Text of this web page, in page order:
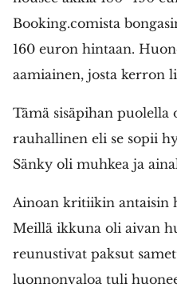
Booking.comista
160 euron hintaan.
aamiainen, josta kerron
Tämä sisäpihan
rauhallinen eli se sopii
Sänky oli muhkea ja
Ainoan kritiikin antaisin
Meillä ikkuna oli aivan
reunustivat paksut
luonnonvaloa tuli